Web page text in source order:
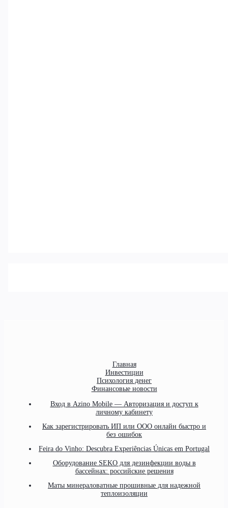
Главная
Инвестиции
Психология денег
Финансовые новости
Вход в Azino Mobile — Авторизация и доступ к
личному кабинету
Как зарегистрировать ИП или ООО онлайн быстро и
без ошибок
Feira do Vinho: Descubra Experiências Únicas em Portugal
Оборудование SEKO для дезинфекции воды в
бассейнах: российские решения
Маты минераловатные прошивные для надежной
теплоизоляции